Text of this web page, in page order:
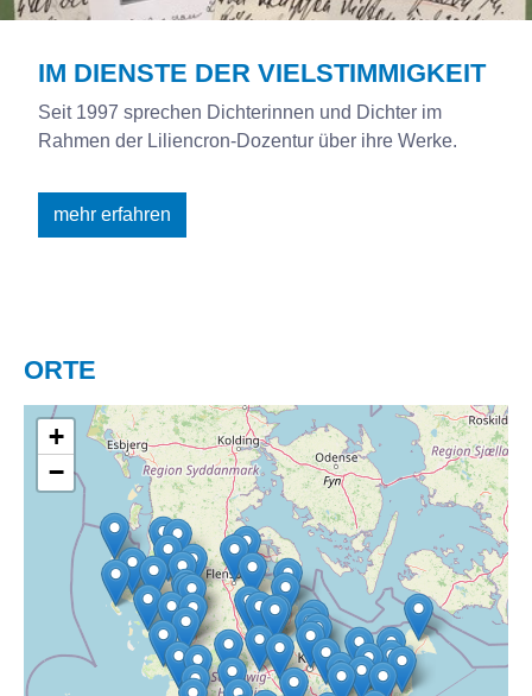
IM DIENSTE DER VIELSTIMMIGKEIT
Seit 1997 sprechen Dichterinnen und Dichter im
Rahmen der Liliencron-Dozentur über ihre Werke.
mehr erfahren
ORTE
+
−